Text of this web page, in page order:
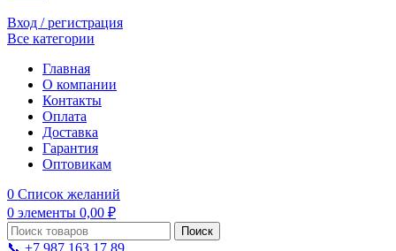
Вход / регистрация
Все категории
Главная
О компании
Контакты
Оплата
Доставка
Гарантия
Оптовикам
0 Список желаний
0 элементы 0,00 ₽
Поиск
📞 +7 987 163 17 89